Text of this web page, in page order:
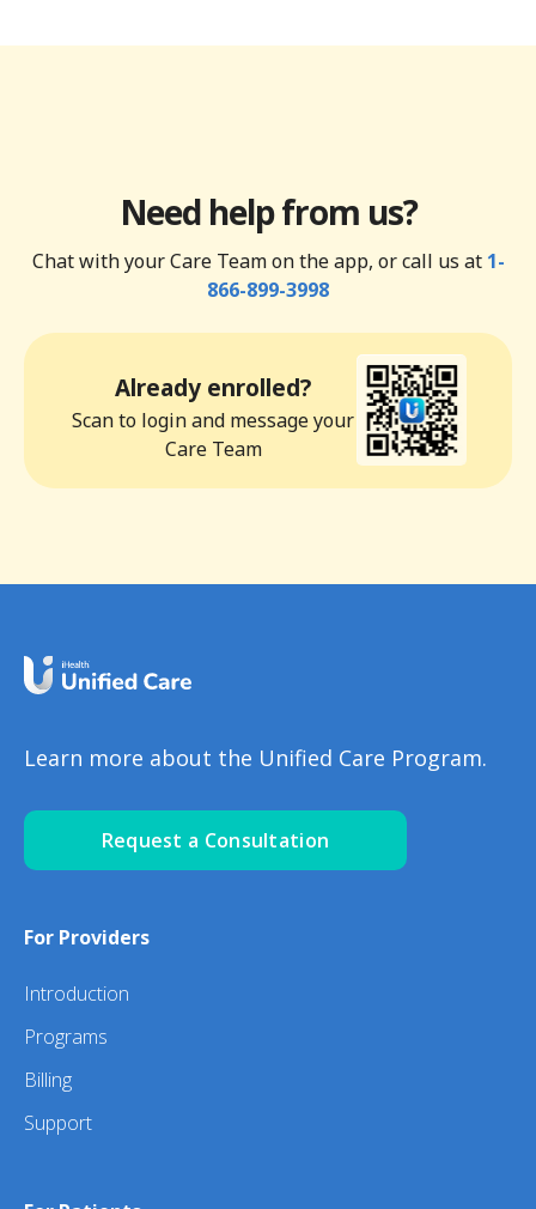
Need help from us?
Chat with your Care Team on the app, or call us at 1-
866-899-3998
Already enrolled?
Scan to login and message your
Care Team
Learn more about the Unified Care Program.
Request a Consultation
For Providers
Introduction
Programs
Billing
Support